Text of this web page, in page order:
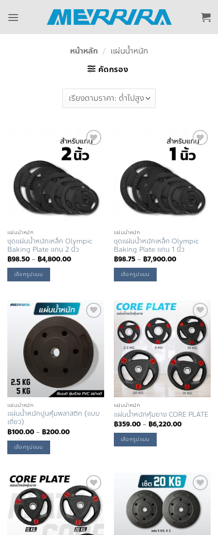
ยัง
หน้าหลัก / แผ่นน้ำหนัก
คัดกรอง
Add to
Wishlist
แผ่นน้ำหนัก
ชุดแผ่นน้ำหนักเหล็ก Olympic
Baking Plate แกน 2 นิ้ว
฿98.50 – ฿4,800.00Price
เลือกรูปแบบ
variants.
options
be
chosen
on
the
product
page
Add to
Wishlist
แผ่นน้ำหนัก
ชุดแผ่นน้ำหนักเหล็ก Olympic
Baking Plate แกน 1 นิ้ว
฿98.75 – ฿7,900.00Price
เลือกรูปแบบ
product
has
multiple
variants.
The
options
may
be
chosen
on
the
product
page
Add to
Wishlist
แผ่นน้ำหนัก
แผ่นน้ำหนักปูนหุ้มพลาสติก (แบบ
เดี่ยว)
฿100.00 – ฿200.00Price
เลือกรูปแบบ
has
multiple
variants.
The
options
Add to
Wishlist
แผ่นน้ำหนัก
แผ่นน้ำหนักหุ้มยาง CORE PLATE
฿359.00 – ฿6,220.00Price
เลือกรูปแบบ
multiple
variants.
options
Add to
Wishlist
Add to
Wishlist